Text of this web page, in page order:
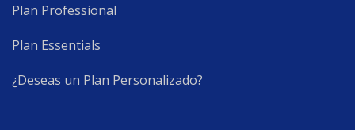
Plan Professional
Plan Essentials
¿Deseas un Plan Personalizado?